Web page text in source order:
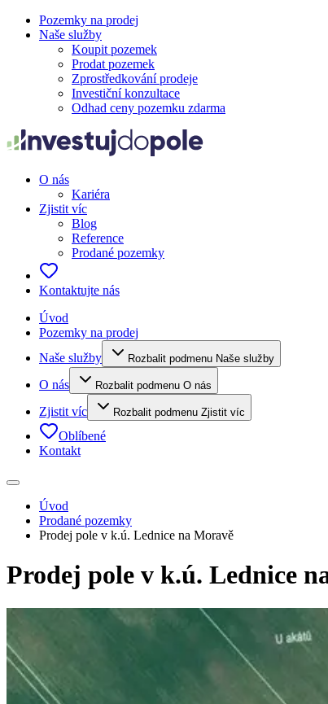
Pozemky na prodej
Naše služby
Koupit pozemek
Prodat pozemek
Zprostředkování prodeje
Investiční konzultace
Odhad ceny pozemku zdarma
O nás
Kariéra
Zjistit víc
Blog
Reference
Prodané pozemky
Kontaktujte nás
Úvod
Pozemky na prodej
Naše služby
Rozbalit podmenu Naše služby
O nás Rozbalit podmenu O nás
Zjistit víc Rozbalit podmenu Zjistit víc
Oblíbené
Kontakt
Úvod
Prodané pozemky
Prodej pole v k.ú. Lednice na Moravě
Prodej pole v k.ú. Lednice